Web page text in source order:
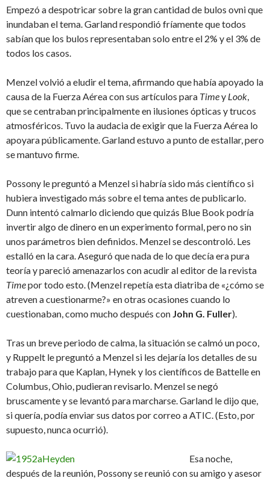
Empezó a despotricar sobre la gran cantidad de bulos ovni que
inundaban el tema. Garland respondió fríamente que todos
sabían que los bulos representaban solo entre el 2% y el 3% de
todos los casos.
Menzel volvió a eludir el tema, afirmando que había apoyado la
causa de la Fuerza Aérea con sus artículos para Timey Look,
que se centraban principalmente en ilusiones ópticas y trucos
atmosféricos. Tuvo la audacia de exigir que la Fuerza Aérea lo
apoyara públicamente. Garland estuvo a punto de estallar, pero
se mantuvo firme.
Possony le preguntó a Menzel si habría sido más científico si
hubiera investigado más sobre el tema antes de publicarlo.
Dunn intentó calmarlo diciendo que quizás Blue Book podría
invertir algo de dinero en un experimento formal, pero no sin
unos parámetros bien definidos. Menzel se descontroló. Les
estalló en la cara. Aseguró que nada de lo que decía era pura
teoría y pareció amenazarlos con acudir al editor de la revista
Timepor todo esto. (Menzel repetía esta diatriba de «¿cómo se
atreven a cuestionarme?» en otras ocasiones cuando lo
cuestionaban, como mucho después con John G. Fuller).
Tras un breve periodo de calma, la situación se calmó un poco,
y Ruppelt le preguntó a Menzel si les dejaría los detalles de su
trabajo para que Kaplan, Hynek y los científicos de Battelle en
Columbus, Ohio, pudieran revisarlo. Menzel se negó
bruscamente y se levantó para marcharse. Garland le dijo que,
si quería, podía enviar sus datos por correo a ATIC. (Esto, por
supuesto, nunca ocurrió).
Esa noche,
después de la reunión, Possony se reunió con su amigo y asesor